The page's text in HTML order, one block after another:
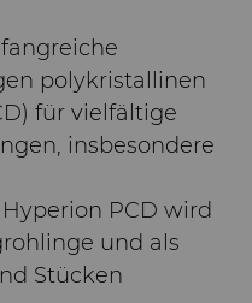
polykristallinen
) für vielfältige
, insbesondere
Hyperion PCD wird
und als
Stücken